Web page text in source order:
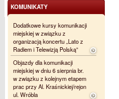
KOMUNIKATY
Dodatkowe kursy komunikacji
miejskiej w związku z
organizacją koncertu „Lato z
Radiem i Telewizją Polską”
Objazdy dla komunikacji
miejskiej w dniu 6 sierpnia br.
w związku z kolejnym etapem
prac przy Al. Kraśnickiej/rejon
ul. Wróbla